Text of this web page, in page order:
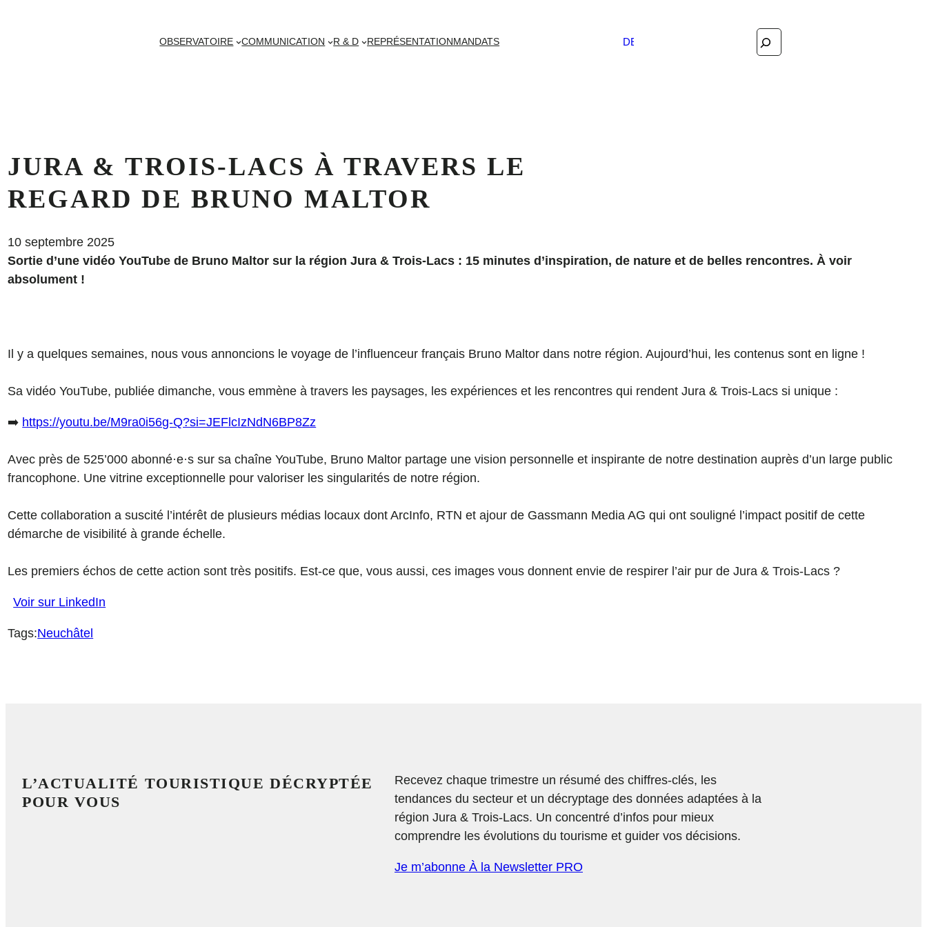
OBSERVATOIRE COMMUNICATION R & D REPRÉSENTATIONMANDATS DEUTSCH Search
JURA & TROIS-LACS À TRAVERS LE
REGARD DE BRUNO MALTOR
10 septembre 2025
Sortie d’une vidéo YouTube de Bruno Maltor sur la région Jura & Trois-Lacs : 15 minutes d’inspiration, de nature et de belles rencontres. À voir
absolument !
Il y a quelques semaines, nous vous annoncions le voyage de l’influenceur français Bruno Maltor dans notre région. Aujourd’hui, les contenus sont en ligne !
Sa vidéo YouTube, publiée dimanche, vous emmène à travers les paysages, les expériences et les rencontres qui rendent Jura & Trois-Lacs si unique :
➡️ https://youtu.be/M9ra0i56g-Q?si=JEFlcIzNdN6BP8Zz
Avec près de 525’000 abonné·e·s sur sa chaîne YouTube, Bruno Maltor partage une vision personnelle et inspirante de notre destination auprès d’un large public
francophone. Une vitrine exceptionnelle pour valoriser les singularités de notre région.
Cette collaboration a suscité l’intérêt de plusieurs médias locaux dont ArcInfo, RTN et ajour de Gassmann Media AG qui ont souligné l’impact positif de cette
démarche de visibilité à grande échelle.
Les premiers échos de cette action sont très positifs. Est-ce que, vous aussi, ces images vous donnent envie de respirer l’air pur de Jura & Trois-Lacs ?
Voir sur LinkedIn
Tags:Neuchâtel
L’ACTUALITÉ TOURISTIQUE DÉCRYPTÉE
POUR VOUS
Recevez chaque trimestre un résumé des chiffres-clés, les
tendances du secteur et un décryptage des données adaptées à la
région Jura & Trois-Lacs. Un concentré d’infos pour mieux
comprendre les évolutions du tourisme et guider vos décisions.
Je m’abonne À la Newsletter PRO